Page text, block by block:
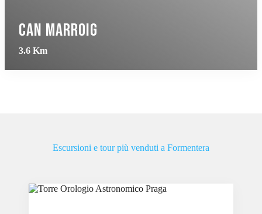
Can Marroig
3.6 Km
Escursioni e tour più venduti a Formentera